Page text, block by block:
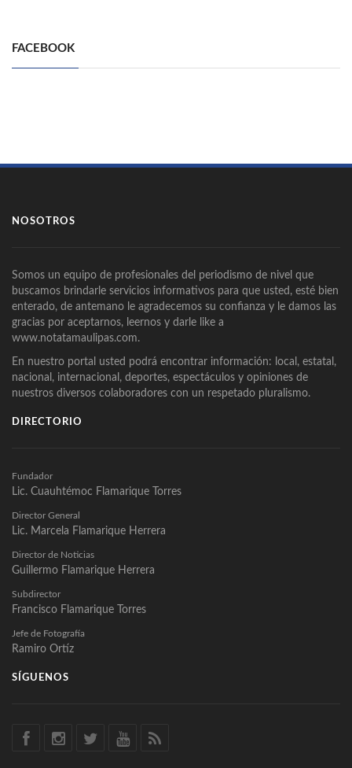
FACEBOOK
NOSOTROS
Somos un equipo de profesionales del periodismo de nivel que
buscamos brindarle servicios informativos para que usted, esté bien
enterado, de antemano le agradecemos su confianza y le damos las
gracias por aceptarnos, leernos y darle like a
www.notatamaulipas.com.
En nuestro portal usted podrá encontrar información: local, estatal,
nacional, internacional, deportes, espectáculos y opiniones de
nuestros diversos colaboradores con un respetado pluralismo.
DIRECTORIO
Fundador
Lic. Cuauhtémoc Flamarique Torres
Director General
Lic. Marcela Flamarique Herrera
Director de Noticias
Guillermo Flamarique Herrera
Subdirector
Francisco Flamarique Torres
Jefe de Fotografía
Ramiro Ortíz
SÍGUENOS